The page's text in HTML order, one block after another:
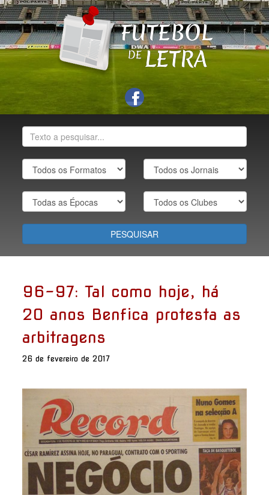
PESQUISAR
96-97: Tal como hoje, há
20 anos Benfica protesta as
arbitragens
26 de fevereiro de 2017